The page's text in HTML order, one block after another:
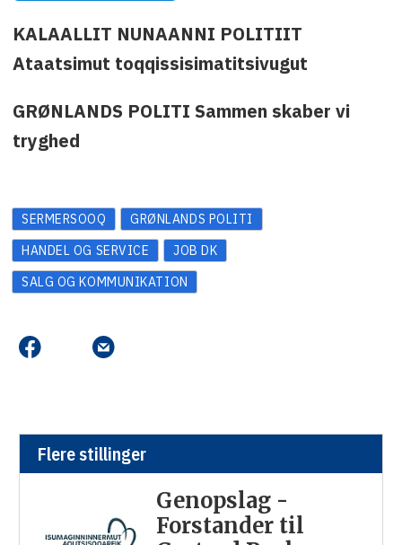
KALAALLIT NUNAANNI POLITIIT
Ataatsimut toqqissisimatitsivugut
GRØNLANDS POLITI Sammen skaber vi
tryghed
SERMERSOOQ
GRØNLANDS POLITI
HANDEL OG SERVICE
JOB DK
SALG OG KOMMUNIKATION
Flere stillinger
Genopslag -
Forstander til